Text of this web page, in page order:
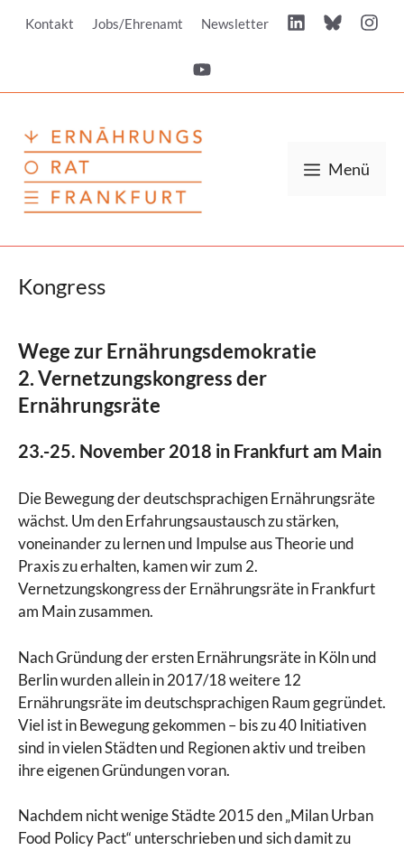
InhaltKontakt Jobs/Ehrenamt Newsletter
Menü
Kongress
Wege zur Ernährungsdemokratie
2. Vernetzungskongress der
Ernährungsräte
23.-25. November 2018 in Frankfurt am Main
Die Bewegung der deutschsprachigen Ernährungsräte
wächst. Um den Erfahrungsaustausch zu stärken,
voneinander zu lernen und Impulse aus Theorie und
Praxis zu erhalten, kamen wir zum 2.
Vernetzungskongress der Ernährungsräte in Frankfurt
am Main zusammen.
Nach Gründung der ersten Ernährungsräte in Köln und
Berlin wurden allein in 2017/18 weitere 12
Ernährungsräte im deutschsprachigen Raum gegründet.
Viel ist in Bewegung gekommen – bis zu 40 Initiativen
sind in vielen Städten und Regionen aktiv und treiben
ihre eigenen Gründungen voran.
Nachdem nicht wenige Städte 2015 den „Milan Urban
Food Policy Pact“ unterschrieben und sich damit zu